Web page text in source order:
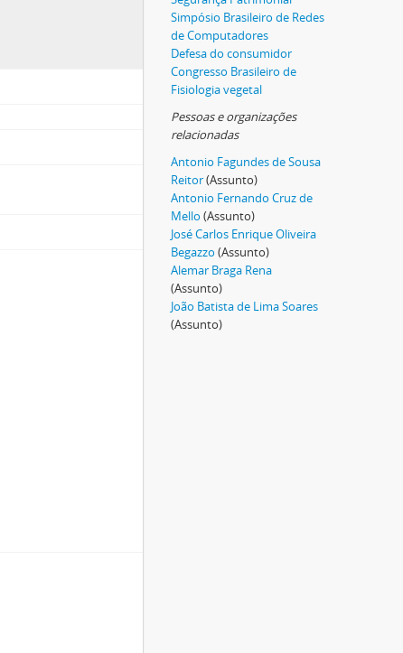
Simpósio Brasileiro de Redes
de Computadores
Defesa do consumidor
Congresso Brasileiro de
Fisiologia vegetal
Pessoas e organizações
relacionadas
Antonio Fagundes de Sousa
Reitor(Assunto)
Antonio Fernando Cruz de
Mello (Assunto)
José Carlos Enrique Oliveira
Begazzo (Assunto)
Alemar Braga Rena
(Assunto)
João Batista de Lima Soares
(Assunto)